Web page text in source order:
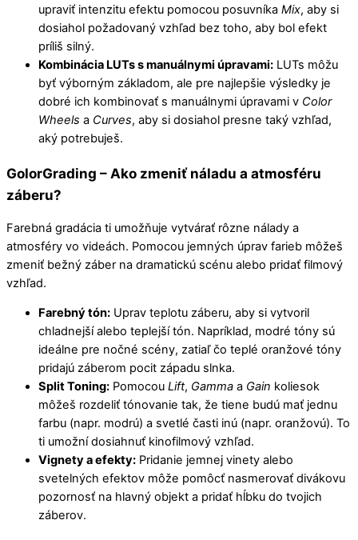
upraviť intenzitu efektu pomocou posuvníka Mix, aby si
dosiahol požadovaný vzhľad bez toho, aby bol efekt
príliš silný.
Kombinácia LUTs s manuálnymi úpravami: LUTs môžu
byť výborným základom, ale pre najlepšie výsledky je
dobré ich kombinovať s manuálnymi úpravami v Color
Wheels a Curves, aby si dosiahol presne taký vzhľad,
aký potrebuješ.
GolorGrading – Ako zmeniť náladu a atmosféru
záberu?
Farebná gradácia ti umožňuje vytvárať rôzne nálady a
atmosféry vo videách. Pomocou jemných úprav farieb môžeš
zmeniť bežný záber na dramatickú scénu alebo pridať filmový
vzhľad.
Farebný tón: Uprav teplotu záberu, aby si vytvoril
chladnejší alebo teplejší tón. Napríklad, modré tóny sú
ideálne pre nočné scény, zatiaľ čo teplé oranžové tóny
pridajú záberom pocit západu slnka.
Split Toning: Pomocou Lift, Gamma a Gain koliesok
môžeš rozdeliť tónovanie tak, že tiene budú mať jednu
farbu (napr. modrú) a svetlé časti inú (napr. oranžovú). To
ti umožní dosiahnuť kinofilmový vzhľad.
Vignety a efekty: Pridanie jemnej vinety alebo
svetelných efektov môže pomôcť nasmerovať divákovu
pozornosť na hlavný objekt a pridať hĺbku do tvojich
záberov.